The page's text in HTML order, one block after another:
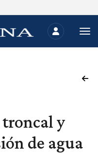
troncal y
de agua